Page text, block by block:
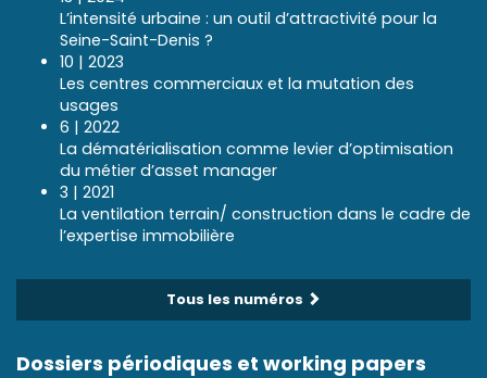
L’intensité urbaine : un outil d’attractivité pour la
Seine-Saint-Denis ?
10 | 2023
Les centres commerciaux et la mutation des
usages
6 | 2022
La dématérialisation comme levier d’optimisation
du métier d’asset manager
3 | 2021
La ventilation terrain/ construction dans le cadre de
l’expertise immobilière
Tous les numéros
Dossiers périodiques et working papers